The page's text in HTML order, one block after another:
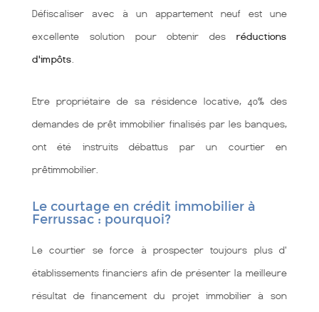
Défiscaliser avec à un appartement neuf est une
excellente solution pour obtenir des réductions
d'impôts
Etre propriétaire de sa résidence locative, 40% des
demandes de prêt immobilier finalisés par les banques,
ont été instruits débattus par un courtier en
prêtimmobilier.
Le courtage en crédit immobilier à
Ferrussac : pourquoi?
Le courtier se force à prospecter toujours plus d'
établissements financiers afin de présenter la meilleure
résultat de financement du projet immobilier à son